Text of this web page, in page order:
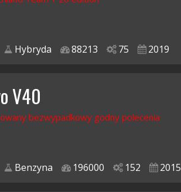
Hybryda 88213 75 2019
V40
bezwypadkowy godny polecenia
Benzyna 196000 152 2015